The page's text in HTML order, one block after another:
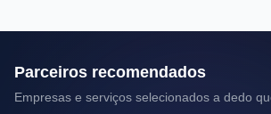
Parceiros recomendados
Empresas e serviços selecionados a dedo